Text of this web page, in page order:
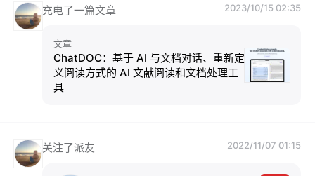
充电了一篇文章 2023/10/15 02:35
文章
ChatDOC：基于 AI 与文档对话、重新定
义阅读方式的 AI 文献阅读和文档处理工
具
关注了派友 2022/11/07 01:15